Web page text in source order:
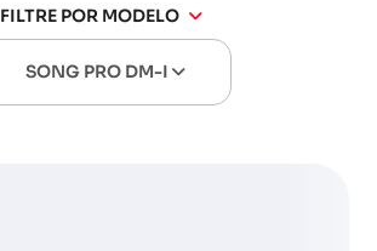
FILTRE POR MODELO
SONG PRO DM-I